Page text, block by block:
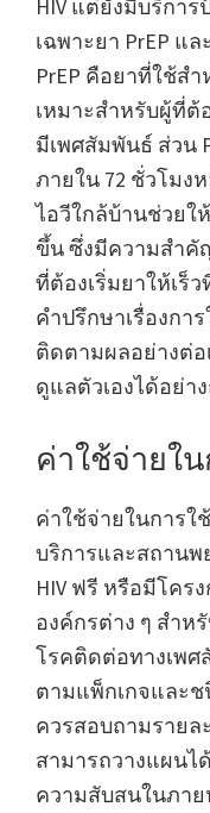
HIV แต่ยังมีบริการ
เฉพาะยา PrEP แ
PrEP คือยาที่ใช้ส
เหมาะสำหรับผู้ที่ต้
มีเพศสัมพันธ์ ส่วน
ภายใน 72 ชั่วโมง
ไอวีใกล้บ้านช่วยใ
ขึ้น ซึ่งมีความสำคั
ที่ต้องเริ่มยาให้เร็
คำปรึกษาเรื่องกา
ติดตามผลอย่างต่อ
ดูแลตัวเองได้อย่า
ค่าใช้จ่ายใ
ค่าใช้จ่ายในการใ
บริการและสถานพ
HIV ฟรี หรือมีโคร
องค์กรต่าง ๆ สำห
โรคติดต่อทางเพศ
ตามแพ็กเกจและ
ควรสอบถามรายล
สามารถวางแผนไ
ความสับสนในภา